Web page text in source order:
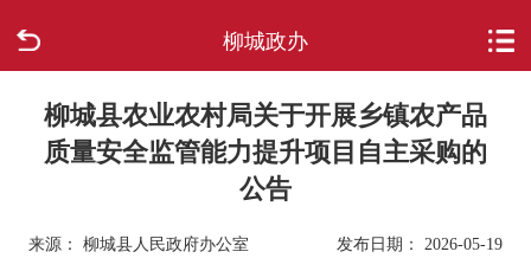
柳城政办
走进柳城
政府信息公开
柳城县农业农村局关于开展乡镇农产品
质量安全监管能力提升项目自主采购的
公告
来源： 柳城县人民政府办公室 发布日期： 2026-05-19